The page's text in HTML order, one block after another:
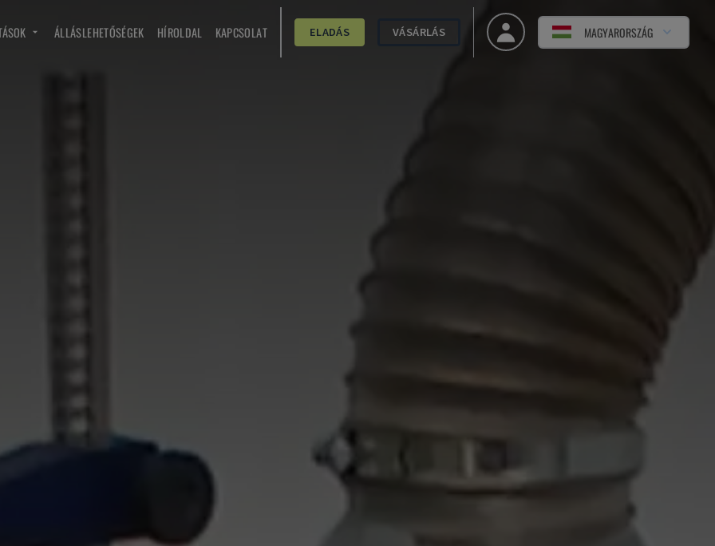
ÁLLÁSLEHETŐSÉGEK HÍROLDAL KAPCSOLAT ELADÁS VÁSÁRLÁS MAGYARORSZÁG